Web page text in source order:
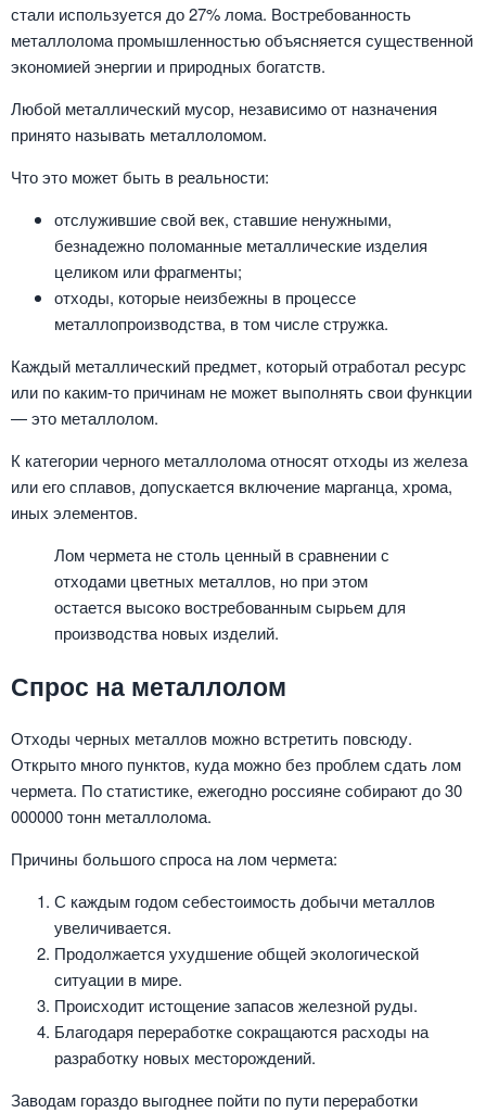
стали используется до 27% лома. Востребованность
металлолома промышленностью объясняется существенной
экономией энергии и природных богатств.
Любой металлический мусор, независимо от назначения
принято называть металлоломом.
Что это может быть в реальности:
отслужившие свой век, ставшие ненужными,
безнадежно поломанные металлические изделия
целиком или фрагменты;
отходы, которые неизбежны в процессе
металлопроизводства, в том числе стружка.
Каждый металлический предмет, который отработал ресурс
или по каким-то причинам не может выполнять свои функции
— это металлолом.
К категории черного металлолома относят отходы из железа
или его сплавов, допускается включение марганца, хрома,
иных элементов.
Лом чермета не столь ценный в сравнении с
отходами цветных металлов, но при этом
остается высоко востребованным сырьем для
производства новых изделий.
Спрос на металлолом
Отходы черных металлов можно встретить повсюду.
Открыто много пунктов, куда можно без проблем сдать лом
чермета. По статистике, ежегодно россияне собирают до 30
000000 тонн металлолома.
Причины большого спроса на лом чермета:
С каждым годом себестоимость добычи металлов
увеличивается.
Продолжается ухудшение общей экологической
ситуации в мире.
Происходит истощение запасов железной руды.
Благодаря переработке сокращаются расходы на
разработку новых месторождений.
Заводам гораздо выгоднее пойти по пути переработки